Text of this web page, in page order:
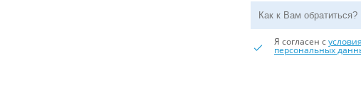
Я согласен с
персональных